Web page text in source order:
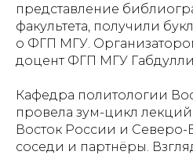
представление
факультета, получили
о ФГП МГУ.
доцент ФГП МГУ
Кафедра политологии
провела зум-цикл
Восток России и Северо-
соседи и партнёры.